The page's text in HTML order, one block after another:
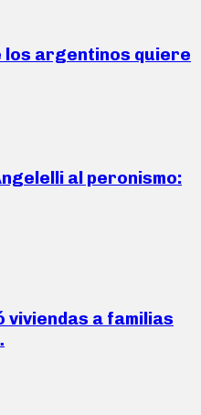
los argentinos quiere
al peronismo:
a familias